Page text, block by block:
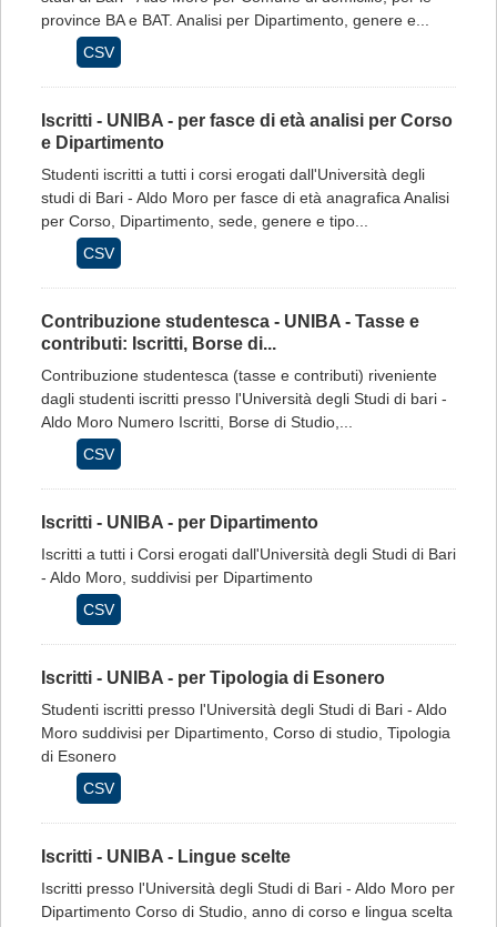
province BA e BAT. Analisi per Dipartimento, genere e...
CSV
Iscritti - UNIBA - per fasce di età analisi per Corso
e Dipartimento
Studenti iscritti a tutti i corsi erogati dall'Università degli
studi di Bari - Aldo Moro per fasce di età anagrafica Analisi
per Corso, Dipartimento, sede, genere e tipo...
CSV
Contribuzione studentesca - UNIBA - Tasse e
contributi: Iscritti, Borse di...
Contribuzione studentesca (tasse e contributi) riveniente
dagli studenti iscritti presso l'Università degli Studi di bari -
Aldo Moro Numero Iscritti, Borse di Studio,...
CSV
Iscritti - UNIBA - per Dipartimento
Iscritti a tutti i Corsi erogati dall'Università degli Studi di Bari
- Aldo Moro, suddivisi per Dipartimento
CSV
Iscritti - UNIBA - per Tipologia di Esonero
Studenti iscritti presso l'Università degli Studi di Bari - Aldo
Moro suddivisi per Dipartimento, Corso di studio, Tipologia
di Esonero
CSV
Iscritti - UNIBA - Lingue scelte
Iscritti presso l'Università degli Studi di Bari - Aldo Moro per
Dipartimento Corso di Studio, anno di corso e lingua scelta